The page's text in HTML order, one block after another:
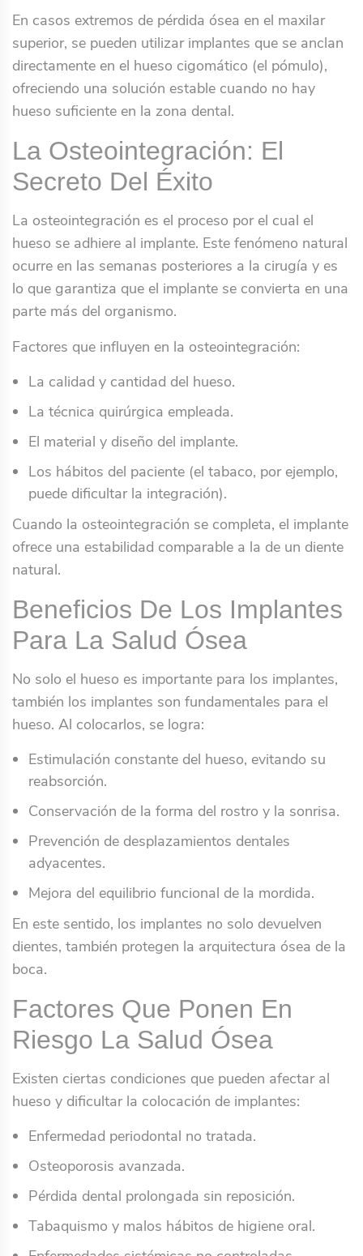
En casos extremos de pérdida ósea en el maxilar
superior, se pueden utilizar implantes que se anclan
directamente en el hueso cigomático (el pómulo),
ofreciendo una solución estable cuando no hay
hueso suficiente en la zona dental.
La Osteointegración: El
Secreto Del Éxito
La osteointegración es el proceso por el cual el
hueso se adhiere al implante. Este fenómeno natural
ocurre en las semanas posteriores a la cirugía y es
lo que garantiza que el implante se convierta en una
parte más del organismo.
Factores que influyen en la osteointegración:
La calidad y cantidad del hueso.
La técnica quirúrgica empleada.
El material y diseño del implante.
Los hábitos del paciente (el tabaco, por ejemplo,
puede dificultar la integración).
Cuando la osteointegración se completa, el implante
ofrece una estabilidad comparable a la de un diente
natural.
Beneficios De Los Implantes
Para La Salud Ósea
No solo el hueso es importante para los implantes,
también los implantes son fundamentales para el
hueso. Al colocarlos, se logra:
Estimulación constante del hueso, evitando su
reabsorción.
Conservación de la forma del rostro y la sonrisa.
Prevención de desplazamientos dentales
adyacentes.
Mejora del equilibrio funcional de la mordida.
En este sentido, los implantes no solo devuelven
dientes, también protegen la arquitectura ósea de la
boca.
Factores Que Ponen En
Riesgo La Salud Ósea
Existen ciertas condiciones que pueden afectar al
hueso y dificultar la colocación de implantes:
Enfermedad periodontal no tratada.
Osteoporosis avanzada.
Pérdida dental prolongada sin reposición.
Tabaquismo y malos hábitos de higiene oral.